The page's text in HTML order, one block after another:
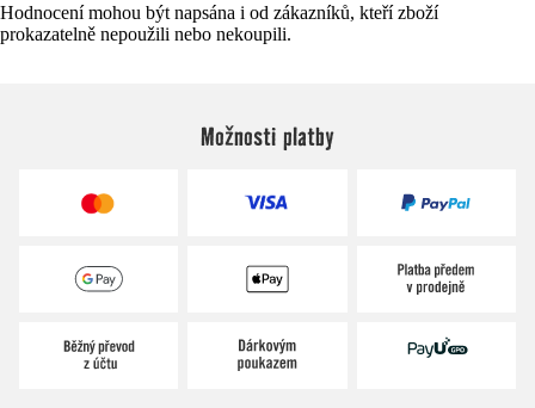
Hodnocení mohou být napsána i od zákazníků, kteří zboží
prokazatelně nepoužili nebo nekoupili.
Možnosti platby